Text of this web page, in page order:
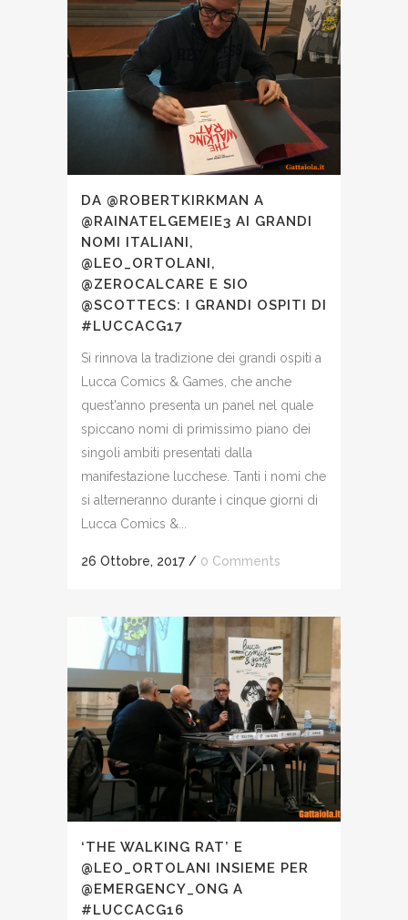
DA @ROBERTKIRKMAN A
@RAINATELGEMEIE3 AI GRANDI
NOMI ITALIANI,
@LEO_ORTOLANI,
@ZEROCALCARE E SIO
@SCOTTECS: I GRANDI OSPITI DI
#LUCCACG17
Si rinnova la tradizione dei grandi ospiti a
Lucca Comics & Games, che anche
quest'anno presenta un panel nel quale
spiccano nomi di primissimo piano dei
singoli ambiti presentati dalla
manifestazione lucchese. Tanti i nomi che
si alterneranno durante i cinque giorni di
Lucca Comics &...
26 Ottobre, 2017 / 0 Comments
‘THE WALKING RAT’ E
@LEO_ORTOLANI INSIEME PER
@EMERGENCY_ONG A
#LUCCACG16